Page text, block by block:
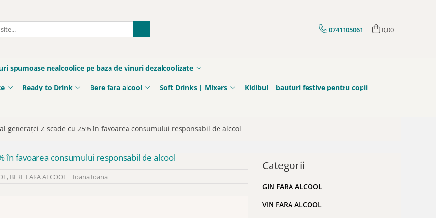
0741105061 0,00
spumoase nealcoolice pe baza de vinuri dezalcoolizate
Ready to Drink Bere fara alcool Soft Drinks | Mixers Kidibul | bauturi festive pentru copii
generaței Z scade cu 25% în favoarea consumului responsabil de alcool
în favoarea consumului responsabil de alcool
, BERE FARA ALCOOL | Ioana Ioana
Categorii
GIN FARA ALCOOL
VIN FARA ALCOOL